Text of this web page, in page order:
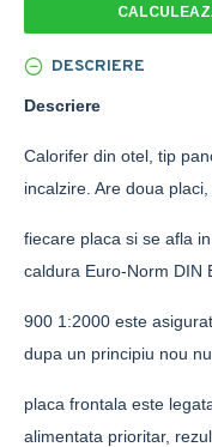
DESCRIERE
Descriere
Calorifer din otel, tip
incalzire. Are doua
fiecare placa si se afla
caldura Euro-Norm DIN
900 1:2000 este
dupa un principiu nou
placa frontala este
alimentata prioritar,